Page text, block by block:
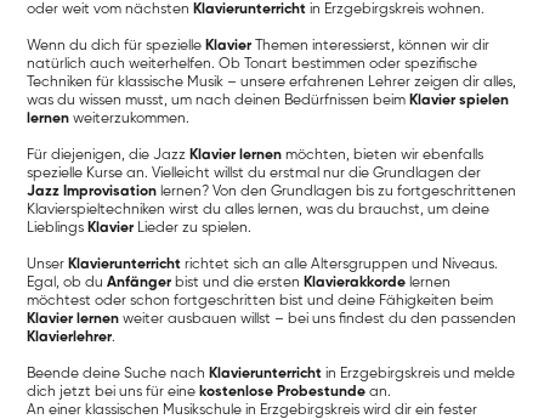
oder weit vom nächsten Klavierunterricht in Erzgebirgskreis wohnen.
Wenn du dich für spezielle Klavier Themen interessierst, können wir dir
natürlich auch weiterhelfen. Ob Tonart bestimmen oder spezifische
Techniken für klassische Musik – unsere erfahrenen Lehrer zeigen dir alles,
was du wissen musst, um nach deinen Bedürfnissen beim Klavier spielen
lernen weiterzukommen.
Für diejenigen, die Jazz Klavier lernen möchten, bieten wir ebenfalls
spezielle Kurse an. Vielleicht willst du erstmal nur die Grundlagen der
Jazz Improvisation lernen? Von den Grundlagen bis zu fortgeschrittenen
Klavierspieltechniken wirst du alles lernen, was du brauchst, um deine
Lieblings Klavier Lieder zu spielen.
Unser Klavierunterricht richtet sich an alle Altersgruppen und Niveaus.
Egal, ob duAnfänger bist und die ersten Klavierakkorde lernen
möchtest oder schon fortgeschritten bist und deine Fähigkeiten beim
Klavier lernen weiter ausbauen willst – bei uns findest du den passenden
Klavierlehrer.
Beende deine Suche nach Klavierunterricht in Erzgebirgskreis und melde
dich jetzt bei uns für eine kostenlose Probestunde an.
An einer klassischen Musikschule in Erzgebirgskreis wird dir ein fester